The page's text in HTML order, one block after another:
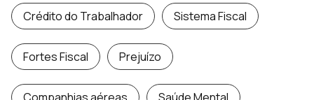
Crédito do Trabalhador Sistema Fiscal
Fortes Fiscal Prejuízo